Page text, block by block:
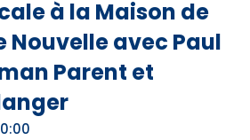
à la Maison de
Nouvelle avec Paul
Parent et